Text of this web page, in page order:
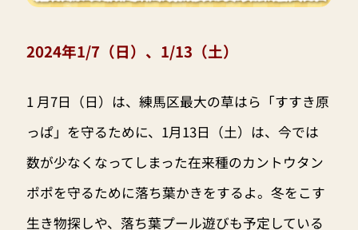
2024年1/7（日）、1/13（土）
1 月7日（日）は、練馬区最大の草はら「すすき原
っぱ」を守るために、1月13日（土）は、今では
数が少なくなってしまった在来種のカントウタン
ポポを守るために落ち葉かきをするよ。冬をこす
生き物探しや、落ち葉プール遊びも予定している